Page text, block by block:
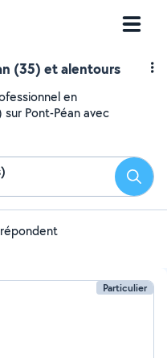
(35) et alentours
en
Pont-Péan avec
Particulier